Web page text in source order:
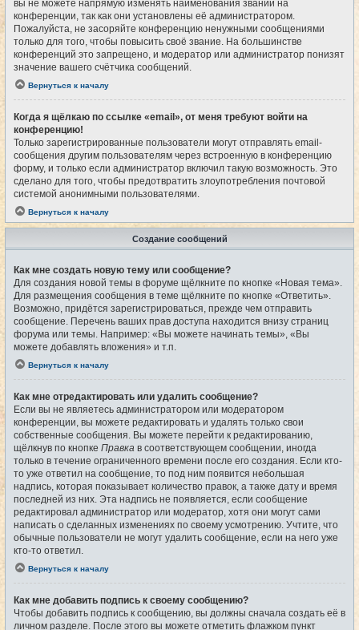
вы не можете напрямую изменять наименования званий на
конференции, так как они установлены её администратором.
Пожалуйста, не засоряйте конференцию ненужными сообщениями
только для того, чтобы повысить своё звание. На большинстве
конференций это запрещено, и модератор или администратор понизят
значение вашего счётчика сообщений.
Вернуться к началу
Когда я щёлкаю по ссылке «email», от меня требуют войти на
конференцию!
Только зарегистрированные пользователи могут отправлять email-
сообщения другим пользователям через встроенную в конференцию
форму, и только если администратор включил такую возможность. Это
сделано для того, чтобы предотвратить злоупотребления почтовой
системой анонимными пользователями.
Вернуться к началу
Создание сообщений
Как мне создать новую тему или сообщение?
Для создания новой темы в форуме щёлкните по кнопке «Новая тема».
Для размещения сообщения в теме щёлкните по кнопке «Ответить».
Возможно, придётся зарегистрироваться, прежде чем отправить
сообщение. Перечень ваших прав доступа находится внизу страниц
форума или темы. Например: «Вы можете начинать темы», «Вы
можете добавлять вложения» и т.п.
Вернуться к началу
Как мне отредактировать или удалить сообщение?
Если вы не являетесь администратором или модератором
конференции, вы можете редактировать и удалять только свои
собственные сообщения. Вы можете перейти к редактированию,
щёлкнув по кнопке Правка в соответствующем сообщении, иногда
только в течение ограниченного времени после его создания. Если кто-
то уже ответил на сообщение, то под ним появится небольшая
надпись, которая показывает количество правок, а также дату и время
последней из них. Эта надпись не появляется, если сообщение
редактировал администратор или модератор, хотя они могут сами
написать о сделанных изменениях по своему усмотрению. Учтите, что
обычные пользователи не могут удалить сообщение, если на него уже
кто-то ответил.
Вернуться к началу
Как мне добавить подпись к своему сообщению?
Чтобы добавить подпись к сообщению, вы должны сначала создать её в
личном разделе. После этого вы можете отметить флажком пункт